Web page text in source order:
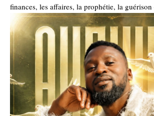
finances, les affaires, la prophétie, la